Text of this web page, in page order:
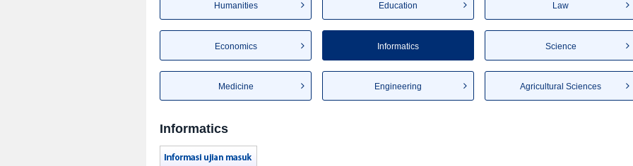
Humanities Education Law
Economics Informatics Science
Medicine Engineering Agricultural Sciences
Informatics